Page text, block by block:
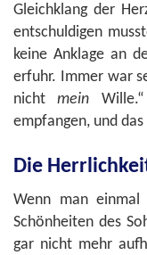
Gleichklang der
entschuldigen
keine Anklage an
erfuhr. Immer war
nichtmein
empfangen, und
Die
Wenn man
Schönheiten des
gar nicht mehr